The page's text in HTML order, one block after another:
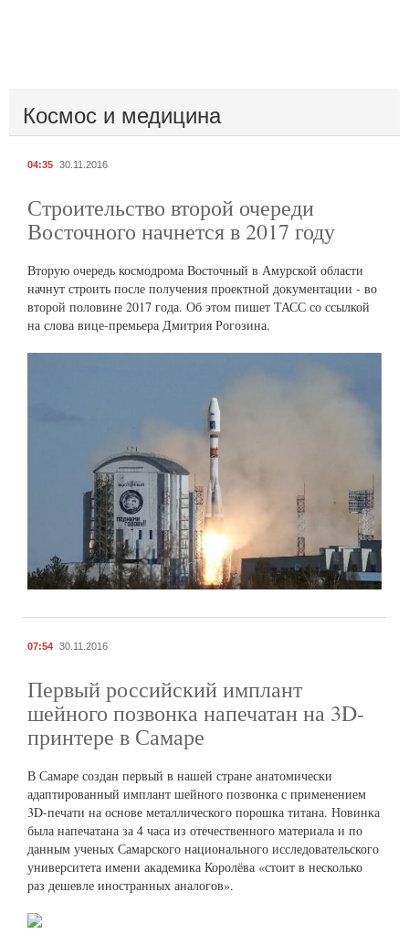
Космос и медицина
04:35 30.11.2016
Строительство второй очереди
Восточного начнется в 2017 году
Вторую очередь космодрома Восточный в Амурской области
начнут строить после получения проектной документации - во
второй половине 2017 года. Об этом пишет ТАСС со ссылкой
на слова вице-премьера Дмитрия Рогозина.
07:54 30.11.2016
Первый российский имплант
шейного позвонка напечатан на 3D-
принтере в Самаре
В Самаре создан первый в нашей стране анатомически
адаптированный имплант шейного позвонка с применением
3D-печати на основе металлического порошка титана. Новинка
была напечатана за 4 часа из отечественного материала и по
данным ученых Самарского национального исследовательского
университета имени академика Королёва «стоит в несколько
раз дешевле иностранных аналогов».